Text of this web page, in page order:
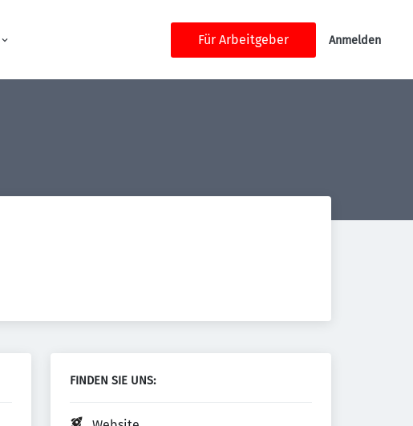
Für Arbeitgeber Anmelden
FINDEN SIE UNS: